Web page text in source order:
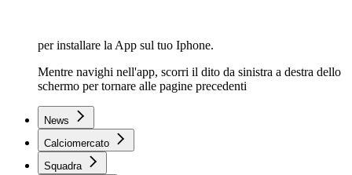
per installare la App sul tuo Iphone.
Mentre navighi nell'app, scorri il dito da sinistra a destra dello
schermo per tornare alle pagine precedenti
News
Calciomercato
Squadra